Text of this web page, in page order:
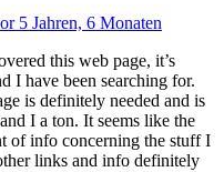
5 Jahren, 6 Monaten
this web page, it’s
I have been searching for.
is definitely needed and is
I a ton. It seems like the
of info concerning the stuff I
links and info definitely